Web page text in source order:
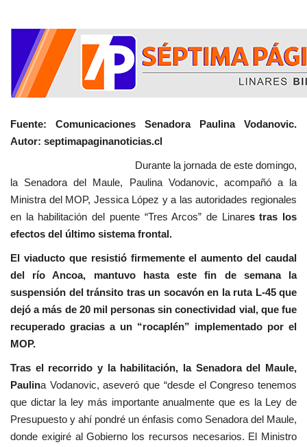
Fuente: Comunicaciones Senadora Paulina Vodanovic.
Autor: septimapaginanoticias.cl
Durante la jornada de este domingo,
la Senadora del Maule, Paulina Vodanovic, acompañó a la
Ministra del MOP, Jessica López y a las autoridades regionales
en la habilitación del puente “Tres Arcos” de Linares tras los
efectos del último sistema frontal.
El viaducto que resistió firmemente el aumento del caudal
del río Ancoa, mantuvo hasta este fin de semana la
suspensión del tránsito tras un socavón en la ruta L-45 que
dejó a más de 20 mil personas sin conectividad vial, que fue
recuperado gracias a un “rocaplén” implementado por el
MOP.
Tras el recorrido y la habilitación, la Senadora del Maule,
Paulina Vodanovic, aseveró que “desde el Congreso tenemos
que dictar la ley más importante anualmente que es la Ley de
Presupuesto y ahí pondré un énfasis como Senadora del Maule,
donde exigiré al Gobierno los recursos necesarios. El Ministro